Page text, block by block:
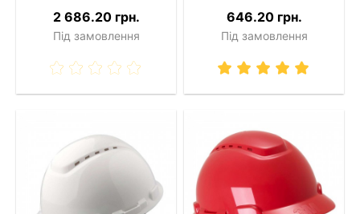
2 686.20 грн.
Під замовлення
646.20 грн.
Під замовлення